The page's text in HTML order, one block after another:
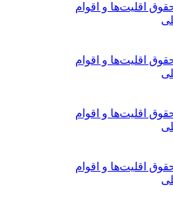
اقلیت‌ها و اقوام
اقلیت‌ها و اقوام
اقلیت‌ها و اقوام
اقلیت‌ها و اقوام